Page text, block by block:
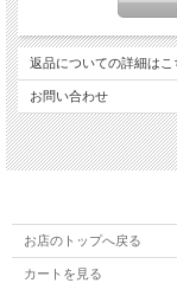
返品についての詳細はこ
お問い合わせ
お店のトップへ戻る
カートを見る